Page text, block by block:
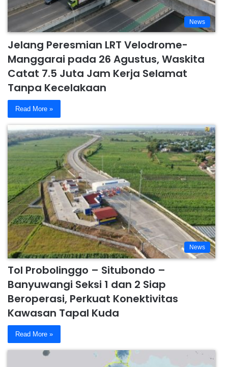
News
Jelang Peresmian LRT Velodrome-
Manggarai pada 26 Agustus, Waskita
Catat 7.5 Juta Jam Kerja Selamat
Tanpa Kecelakaan
Read More »
News
Tol Probolinggo – Situbondo –
Banyuwangi Seksi 1 dan 2 Siap
Beroperasi, Perkuat Konektivitas
Kawasan Tapal Kuda
Read More »